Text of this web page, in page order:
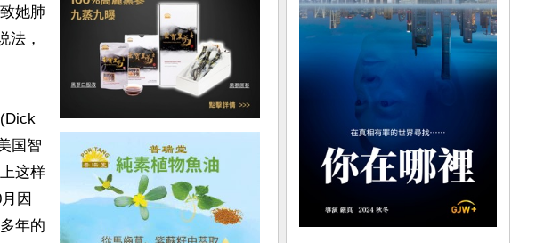
她肺
法，
国智
这样
因
年的